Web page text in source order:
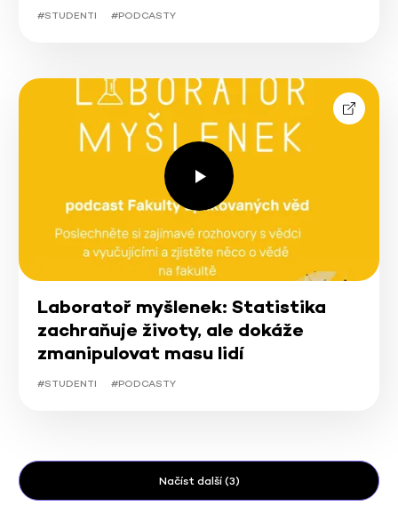
#STUDENTI #PODCASTY
Laboratoř myšlenek: Statistika
zachraňuje životy, ale dokáže
zmanipulovat masu lidí
#STUDENTI #PODCASTY
Načíst další (3)